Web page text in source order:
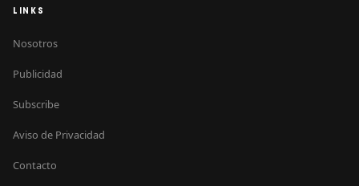
LINKS
Nosotros
Publicidad
Subscribe
Aviso de Privacidad
Contacto